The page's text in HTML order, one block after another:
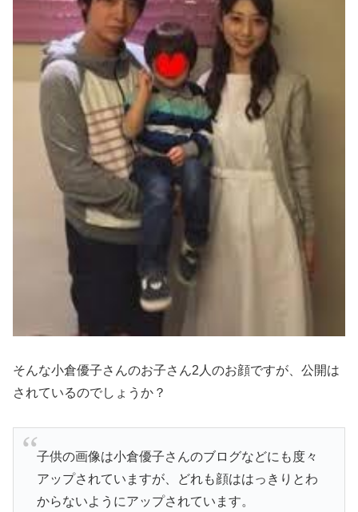
そんな小倉優子さんのお子さん2人のお顔ですが、公開は
されているのでしょうか？
子供の画像は小倉優子さんのブログなどにも度々
アップされていますが、どれも顔ははっきりとわ
からないようにアップされています。